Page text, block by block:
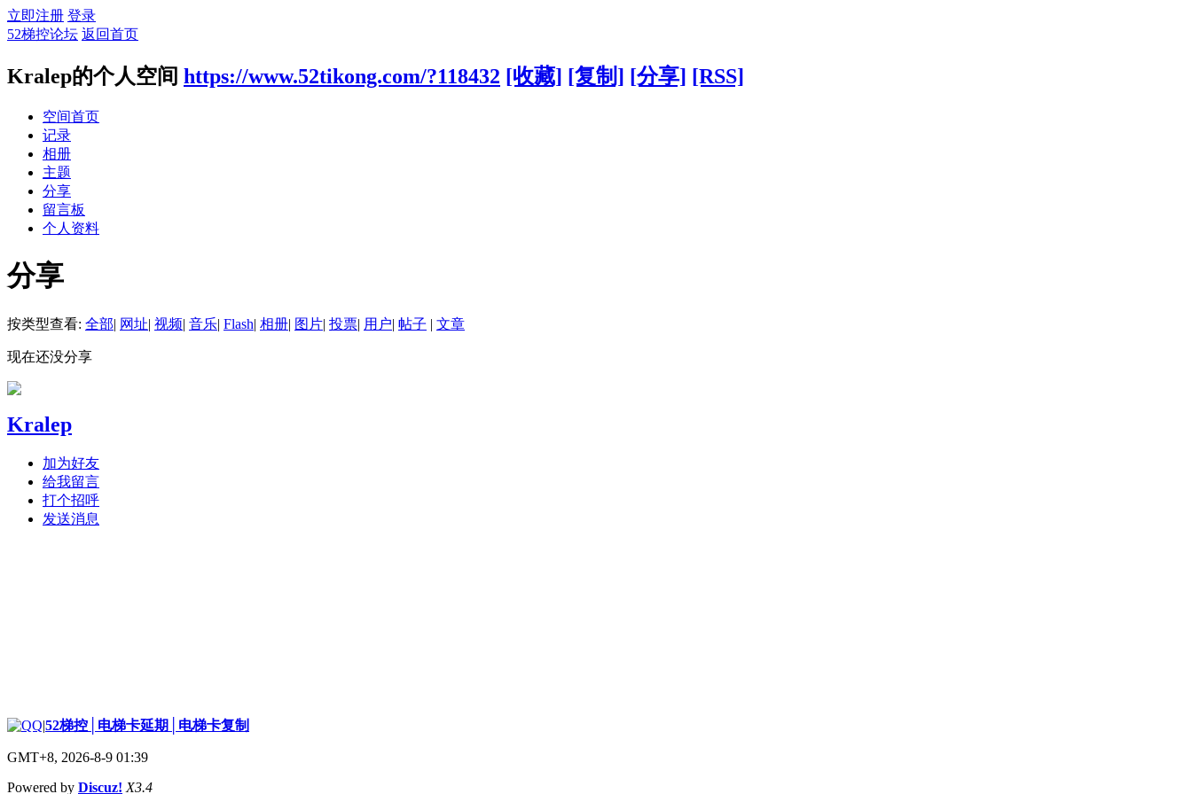
立即注册 登录
52梯控论坛 返回首页
Kralep的个人空间 https://www.52tikong.com/?118432 [收藏] [复制] [分享] [RSS]
空间首页
记录
相册
主题
分享
留言板
个人资料
分享
按类型查看: 全部| 网址| 视频| 音乐| Flash| 相册| 图片| 投票| 用户| 帖子 | 文章
现在还没分享
Kralep
加为好友
给我留言
打个招呼
发送消息
|52梯控│电梯卡延期│电梯卡复制
GMT+8, 2026-8-9 01:39
Powered by Discuz! X3.4